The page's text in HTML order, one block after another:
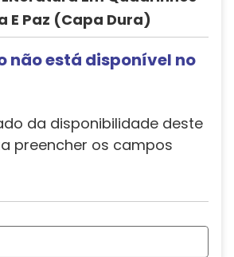
E Paz (Capa Dura)
não está disponível no
da disponibilidade deste
preencher os campos